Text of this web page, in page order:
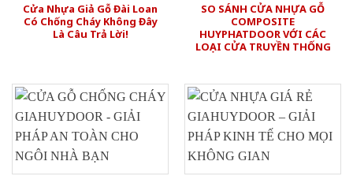
Cửa Nhựa Giả Gỗ Đài Loan
Có Chống Cháy Không Đây
Là Câu Trả Lời!
SO SÁNH CỬA NHỰA GỖ
COMPOSITE
HUYPHATDOOR VỚI CÁC
LOẠI CỬA TRUYỀN THỐNG